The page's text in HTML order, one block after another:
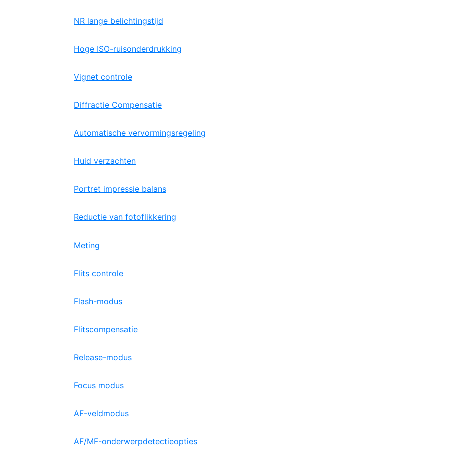
NR lange belichtingstijd
Hoge ISO-ruisonderdrukking
Vignet controle
Diffractie Compensatie
Automatische vervormingsregeling
Huid verzachten
Portret impressie balans
Reductie van fotoflikkering
Meting
Flits controle
Flash-modus
Flitscompensatie
Release-modus
Focus modus
AF-veldmodus
AF/MF-onderwerpdetectieopties